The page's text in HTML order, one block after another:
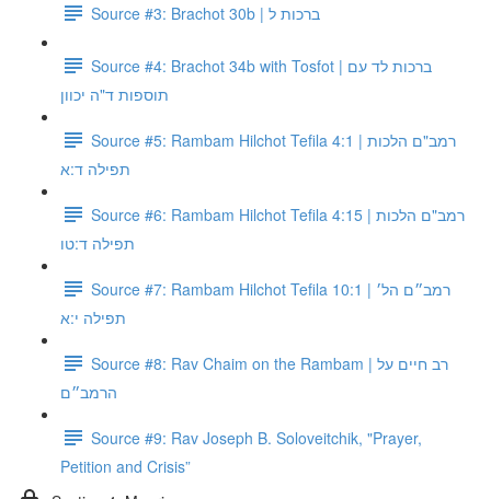
Source #3: Brachot 30b | ברכות ל
Source #4: Brachot 34b with Tosfot | ברכות לד עם
תוספות ד"ה יכוון
Source #5: Rambam Hilchot Tefila 4:1 | רמב"ם הלכות
תפילה ד:א
Source #6: Rambam Hilchot Tefila 4:15 | רמב"ם הלכות
תפילה ד:טו
Source #7: Rambam Hilchot Tefila 10:1 | רמב״ם הל׳
תפילה י:א
Source #8: Rav Chaim on the Rambam | רב חיים על
הרמב״ם
Source #9: Rav Joseph B. Soloveitchik, "Prayer,
Petition and Crisis”